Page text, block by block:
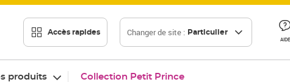
Accès rapides Changer de site : Particulier
AIDE
produits Collection Petit Prince